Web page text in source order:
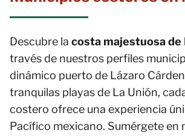
Descubre la costa majestuosa de
través de nuestros perfiles
dinámico puerto de Lázaro
tranquilas playas de La Unión,
costero ofrece una experiencia
Pacífico mexicano. Sumérgete en